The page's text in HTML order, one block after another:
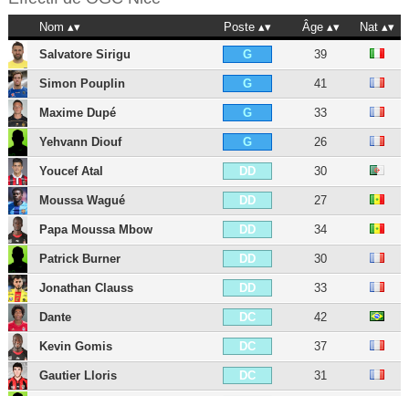
Nom Poste Âge
Nat
Salvatore Sirigu
G 39
Simon Pouplin G 41
Maxime Dupé G 33
Yehvann Diouf G 26
Youcef Atal DD 30
Moussa Wagué DD 27
Papa Moussa Mbow DD 34
Patrick Burner DD 30
Jonathan Clauss DD 33
Dante DC 42
Kevin Gomis DC 37
Gautier Lloris DC 31